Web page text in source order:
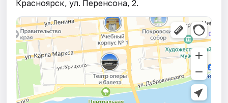
Красноярск, ул. Перенсона, 2.